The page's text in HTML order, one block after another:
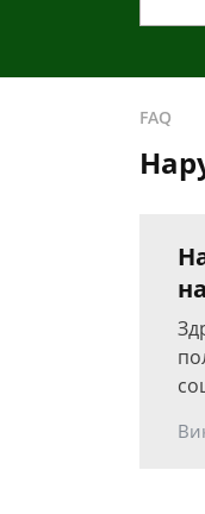
FAQ